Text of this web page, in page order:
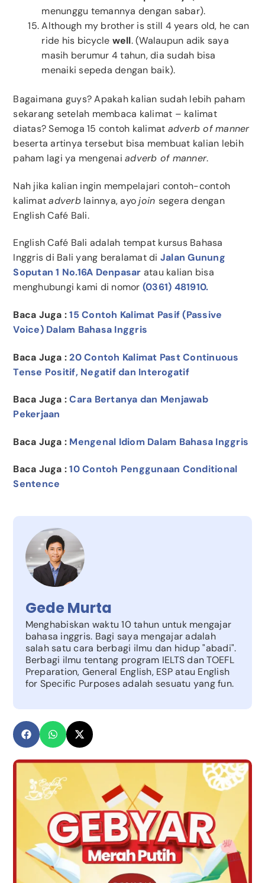
menunggu temannya dengan sabar).
Although my brother is still 4 years old, he can
ride his bicycle well. (Walaupun adik saya
masih berumur 4 tahun, dia sudah bisa
menaiki sepeda dengan baik).
Bagaimana guys? Apakah kalian sudah lebih paham
sekarang setelah membaca kalimat – kalimat
diatas? Semoga 15 contoh kalimat adverb of manner
beserta artinya tersebut bisa membuat kalian lebih
paham lagi ya mengenaiadverb of manner.
Nah jika kalian ingin mempelajari contoh-contoh
kalimatadverblainnya, ayojoin segera dengan
English Café Bali.
English Café Bali adalah tempat kursus Bahasa
Inggris di Bali yang beralamat di Jalan Gunung
Soputan 1 No.16A Denpasar atau kalian bisa
menghubungi kami di nomor (0361) 481910.
Baca Juga :15 Contoh Kalimat Pasif (Passive
Voice) Dalam Bahasa Inggris
Baca Juga :20 Contoh Kalimat Past Continuous
Tense Positif, Negatif dan Interogatif
Baca Juga :Cara Bertanya dan Menjawab
Pekerjaan
Baca Juga : Mengenal Idiom Dalam Bahasa Inggris
Baca Juga :10 Contoh Penggunaan Conditional
Sentence
Gede Murta
Menghabiskan waktu 10 tahun untuk mengajar
bahasa inggris. Bagi saya mengajar adalah
salah satu cara berbagi ilmu dan hidup "abadi".
Berbagi ilmu tentang program IELTS dan TOEFL
Preparation, General English, ESP atau English
for Specific Purposes adalah sesuatu yang fun.